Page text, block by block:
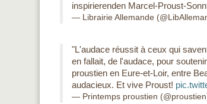
inspirierenden Marcel-Proust-
— Librairie Allemande
"L'audace réussit à ceux qui
en fallait, de l'audace, pour
proustien en Eure-et-Loir, entre
audacieux. Et vive Proust!
— Printemps proustien